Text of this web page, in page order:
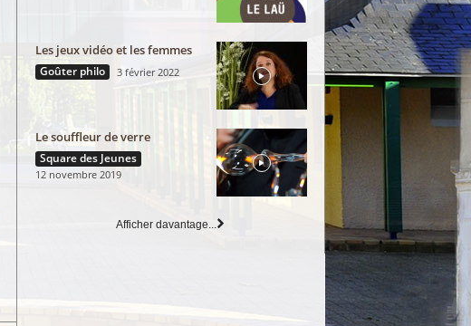
Les jeux vidéo et les femmes
Goûter philo 3 février 2022
Le souffleur de verre
Square des Jeunes
12 novembre 2019
Afficher davantage...